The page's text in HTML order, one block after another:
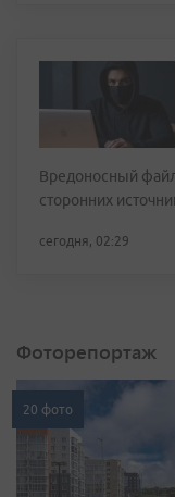
Вредоносный
сторонних
сегодня, 02:29
Фоторепортаж
20 фото